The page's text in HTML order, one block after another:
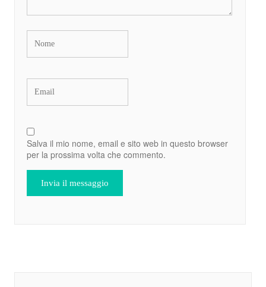
Salva il mio nome, email e sito web in questo browser
per la prossima volta che commento.